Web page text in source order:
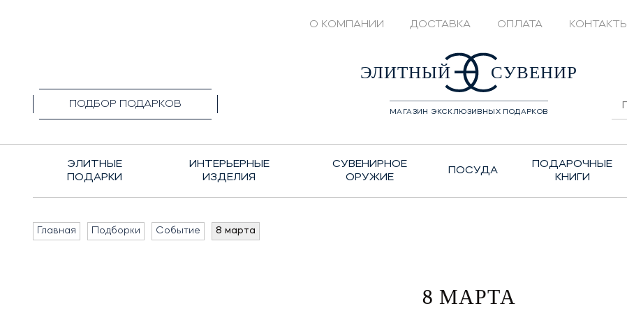
О КОМПАНИИ ДОСТАВКА ОПЛАТА КОНТАКТЫ
ПОДБОР ПОДАРКОВ
+7(495)1428208ЭЛИТНЫЙ СУВЕНИР
МАГАЗИН ЭКСКЛЮЗИВНЫХ ПОДАРКОВ
ЭЛИТНЫЕ
ПОДАРКИ
ИНТЕРЬЕРНЫЕ
ИЗДЕЛИЯ
СУВЕНИРНОЕ
ОРУЖИЕ
ПОСУДА
ПОДАРОЧНЫЕ
КНИГИ
Главная Подборки Событие 8 марта
8 МАРТА